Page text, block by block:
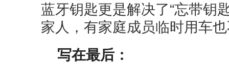
蓝牙钥匙更是解决了“忘带钥
家人，有家庭成员临时用车
写在最后：